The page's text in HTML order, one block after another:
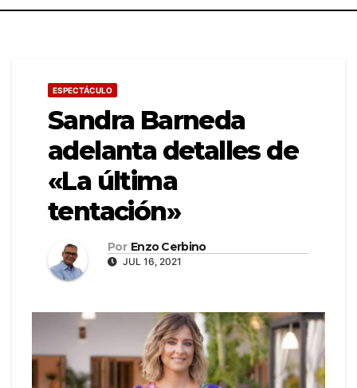
ESPECTÁCULO
Sandra Barneda
adelanta detalles de
«La última
tentación»
Por Enzo Cerbino
JUL 16, 2021